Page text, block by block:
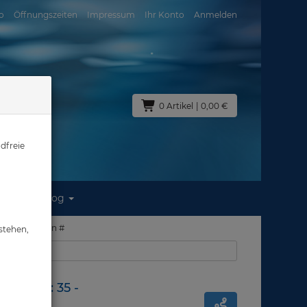
Öffnungszeiten Impressum Ihr Konto Anmelden
0 Artikel | 0,00 €
Blog
- Restposten #
- Gr: 35 -